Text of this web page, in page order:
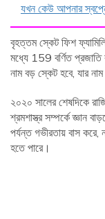
যখন কেউ আপনার
বৃহত্তম স্কেট ফিশ
মধ্যে 159 বর্ণিত প্রজাতি
নাম বড় স্কেট হবে, যার
২০২০ সালের শেষদিকে
শ্রমশাস্ত্র সম্পর্কে জ্ঞান
পর্যন্ত গভীরতায় বাস
হতে পারে।